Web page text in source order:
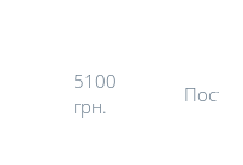
5100
грн.